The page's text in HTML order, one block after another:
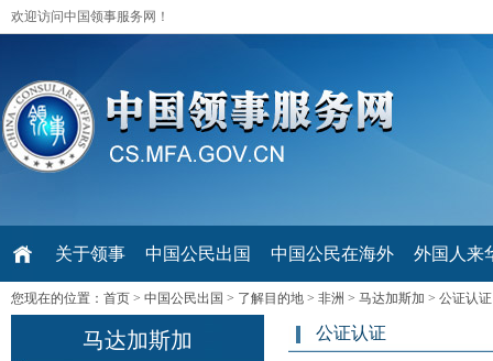
欢迎访问中国领事服务网！
关于领事 中国公民出国 中国公民在海外 外国人来
您现在的位置： 首页 > 中国公民出国 > 了解目的地 > 非洲 > 马达加斯加 > 公证认证
马达加斯加 公证认证